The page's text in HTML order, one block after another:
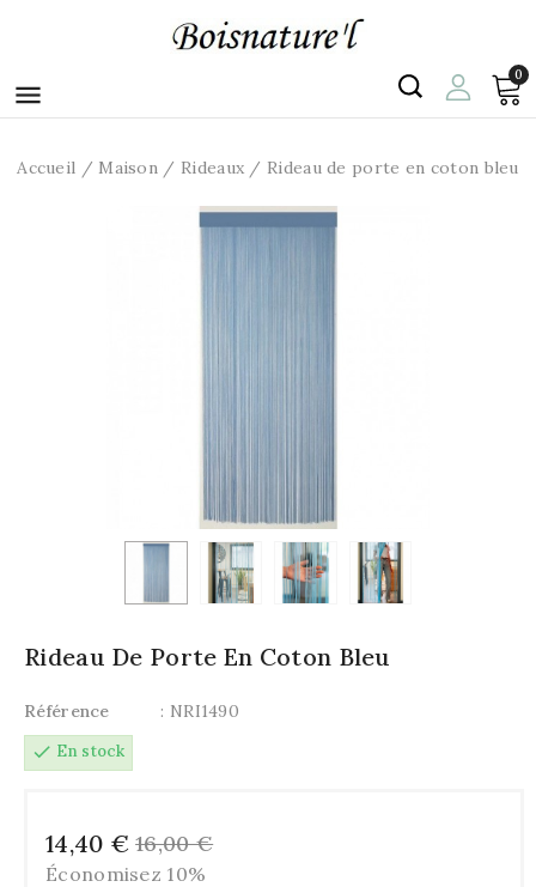

0
Accueil Maison Rideaux Rideau de porte en coton bleu
Rideau De Porte En Coton Bleu
Référence
: NRI1490
check En stock
14,40 € 16,00 €
Économisez 10%